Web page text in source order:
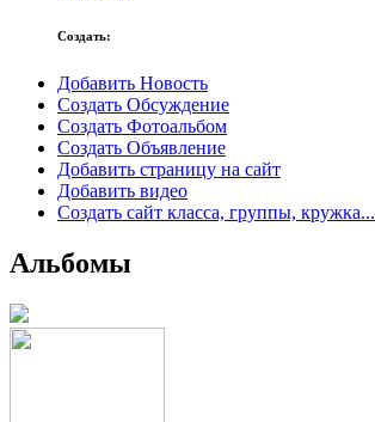
Создать:
Добавить Новость
Создать Обсуждение
Создать Фотоальбом
Создать Объявление
Добавить страницу на сайт
Добавить видео
Создать сайт класса, группы, кружка...
Альбомы